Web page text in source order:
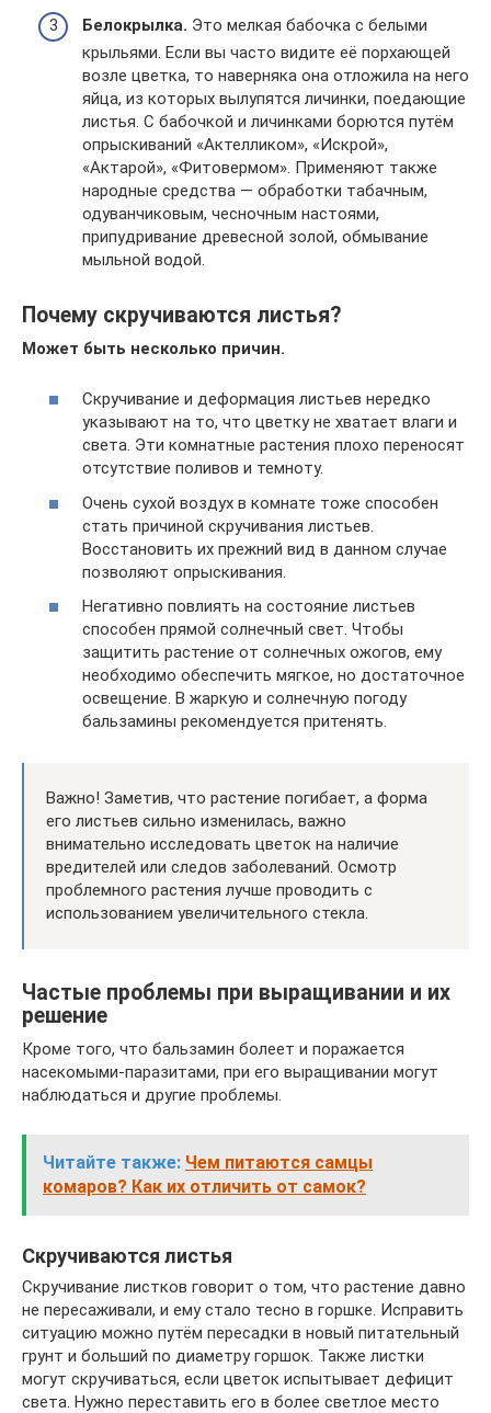
Белокрылка. Это мелкая бабочка с белыми
крыльями. Если вы часто видите её порхающей
возле цветка, то наверняка она отложила на него
яйца, из которых вылупятся личинки, поедающие
листья. С бабочкой и личинками борются путём
опрыскиваний «Актелликом», «Искрой»,
«Актарой», «Фитовермом». Применяют также
народные средства — обработки табачным,
одуванчиковым, чесночным настоями,
припудривание древесной золой, обмывание
мыльной водой.
Почему скручиваются листья?
Может быть несколько причин.
Скручивание и деформация листьев нередко
указывают на то, что цветку не хватает влаги и
света. Эти комнатные растения плохо переносят
отсутствие поливов и темноту.
Очень сухой воздух в комнате тоже способен
стать причиной скручивания листьев.
Восстановить их прежний вид в данном случае
позволяют опрыскивания.
Негативно повлиять на состояние листьев
способен прямой солнечный свет. Чтобы
защитить растение от солнечных ожогов, ему
необходимо обеспечить мягкое, но достаточное
освещение. В жаркую и солнечную погоду
бальзамины рекомендуется притенять.
Важно! Заметив, что растение погибает, а форма
его листьев сильно изменилась, важно
внимательно исследовать цветок на наличие
вредителей или следов заболеваний. Осмотр
проблемного растения лучше проводить с
использованием увеличительного стекла.
Частые проблемы при выращивании и их
решение
Кроме того, что бальзамин болеет и поражается
насекомыми-паразитами, при его выращивании могут
наблюдаться и другие проблемы.
Читайте также: Чем питаются самцы
комаров? Как их отличить от самок?
Скручиваются листья
Скручивание листков говорит о том, что растение давно
не пересаживали, и ему стало тесно в горшке. Исправить
ситуацию можно путём пересадки в новый питательный
грунт и больший по диаметру горшок. Также листки
могут скручиваться, если цветок испытывает дефицит
света. Нужно переставить его в более светлое место